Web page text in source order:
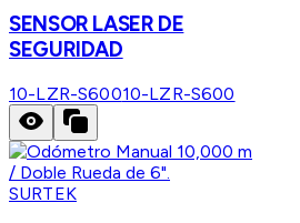
SENSOR LASER DE
SEGURIDAD
10-LZR-S60010-LZR-S600
SURTEK